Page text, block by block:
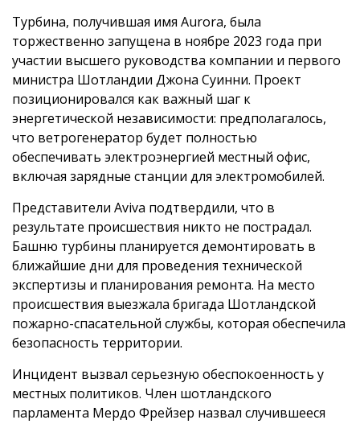
Турбина, получившая имя Aurora, была
торжественно запущена в ноябре 2023 года при
участии высшего руководства компании и первого
министра Шотландии Джона Суинни. Проект
позиционировался как важный шаг к
энергетической независимости: предполагалось,
что ветрогенератор будет полностью
обеспечивать электроэнергией местный офис,
включая зарядные станции для электромобилей.
Представители Aviva подтвердили, что в
результате происшествия никто не пострадал.
Башню турбины планируется демонтировать в
ближайшие дни для проведения технической
экспертизы и планирования ремонта. На место
происшествия выезжала бригада Шотландской
пожарно-спасательной службы, которая обеспечила
безопасность территории.
Инцидент вызвал серьезную обеспокоенность у
местных политиков. Член шотландского
парламента Мердо Фрейзер назвал случившееся